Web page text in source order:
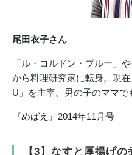
尾田衣子さん
「ル・コルドン・ブルー」
から料理研究家に転身。現
U」を主宰。男の子のママで
『めばえ』2014年11月号
【3】なすと厚揚げの